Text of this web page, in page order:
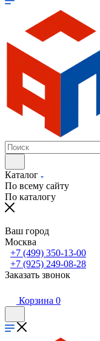
Каталог
По всему сайту
По каталогу
Ваш город
Москва
+7 (499) 350-13-00
+7 (925) 249-08-28
Заказать звонок
Корзина 0